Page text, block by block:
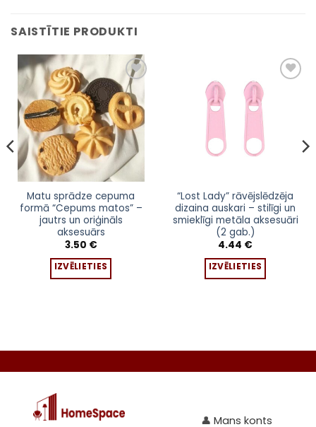
SAISTĪTIE PRODUKTI
Pievienot
sarakstam
Matu sprādze cepuma
formā “Cepums matos” –
jautrs un oriģināls
aksesuārs
3.50 €
IZVĒLIETIES
This
product
product
Pievienot
sarakstam
“Lost Lady” rāvējslēdzēja
dizaina auskari – stilīgi un
smieklīgi metāla aksesuāri
(2 gab.)
4.44 €
IZVĒLIETIES
This
product
has
product
👤 Mans konts